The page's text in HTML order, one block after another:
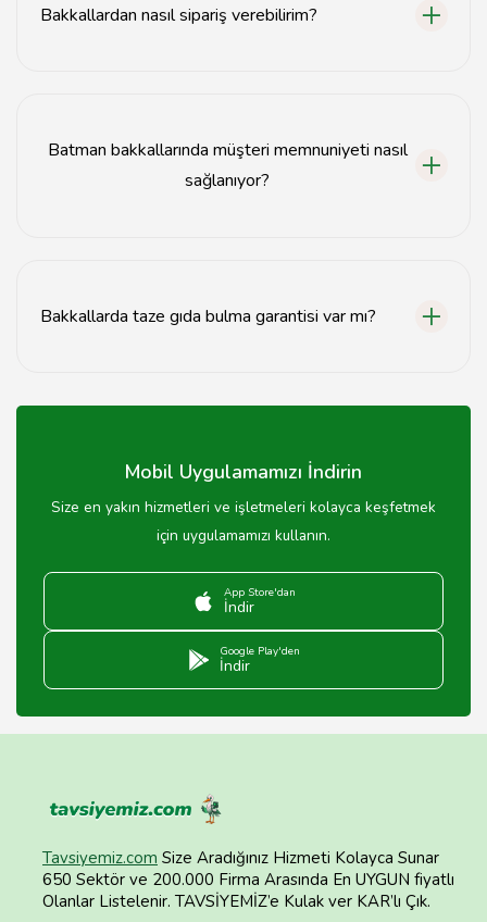
Bakkallardan nasıl sipariş verebilirim?
Batman bakkallarında müşteri memnuniyeti nasıl
sağlanıyor?
Bakkallarda taze gıda bulma garantisi var mı?
konusunda titiz davranmaktadır.
Mobil Uygulamamızı İndirin
Size en yakın hizmetleri ve işletmeleri kolayca keşfetmek
için uygulamamızı kullanın.
App Store'dan
İndir
Google Play'den
İndir
Tavsiyemiz.com Size Aradığınız Hizmeti Kolayca Sunar
650 Sektör ve 200.000 Firma Arasında En UYGUN fiyatlı
Olanlar Listelenir. TAVSİYEMİZ’e Kulak ver KAR’lı Çık.